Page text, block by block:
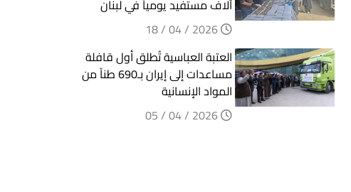
آلاف مستفيد يومياً في لبنان
العتبة العباسية تُطلق أول قافلة
مساعدات إلى إيران بـ690 طناً من
المواد الإنسانية